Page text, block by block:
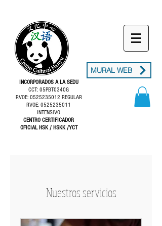
INCORPORADOS A LA SEDU
CCT: 05PBT0340G
RVOE: 0525235012 REGULAR
RVOE: 0525235011
INTENSIVO
CENTRO CERTIFICADOR
OFICIAL HSK / HSKK /YCT
MURAL WEB
Nuestros servicios